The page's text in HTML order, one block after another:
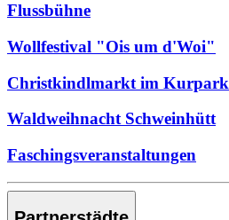
Flussbühne
Wollfestival "Ois um d'Woi"
Christkindlmarkt im Kurpark
Waldweihnacht Schweinhütt
Faschingsveranstaltungen